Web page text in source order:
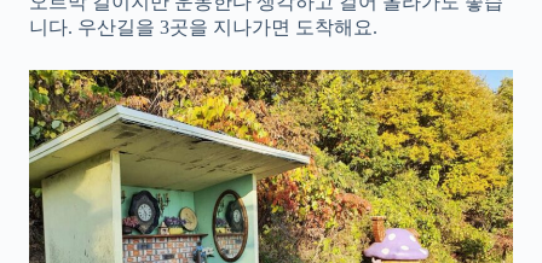
니다. 우산길을 3곳을 지나가면 도착해요.